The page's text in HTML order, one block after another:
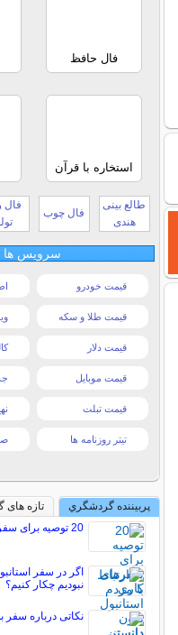
فال حافظ
استخاره با قرآن
طالع بینی
هندی
فال چوب
فال
سرویس ها
قیمت خودرو
قیمت طلا و سکه
قیمت دلار
قیمت موبایل
قیمت تبلت
تیتر روزنامه ها
پربیننده گردشگري
تازه
20 توصیه برای سفرهای کاری
اگر در سفر
نبودیم چکار کنیم؟
نکاتی درباره سفر به